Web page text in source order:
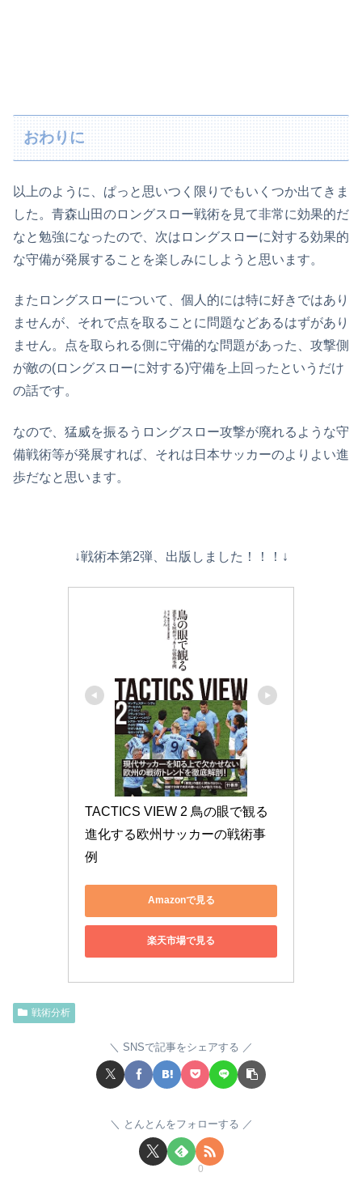
おわりに
以上のように、ぱっと思いつく限りでもいくつか出てきま
した。青森山田のロングスロー戦術を見て非常に効果的だ
なと勉強になったので、次はロングスローに対する効果的
な守備が発展することを楽しみにしようと思います。
またロングスローについて、個人的には特に好きではあり
ませんが、それで点を取ることに問題などあるはずがあり
ません。点を取られる側に守備的な問題があった、攻撃側
が敵の(ロングスローに対する)守備を上回ったというだけ
の話です。
なので、猛威を振るうロングスロー攻撃が廃れるような守
備戦術等が発展すれば、それは日本サッカーのよりよい進
歩だなと思います。
↓戦術本第2弾、出版しました！！！↓
TACTICS VIEW 2 鳥の眼で観る
進化する欧州サッカーの戦術事
例
Amazonで見る
楽天市場で見る
戦術分析
SNSで記事をシェアする
とんとんをフォローする
0